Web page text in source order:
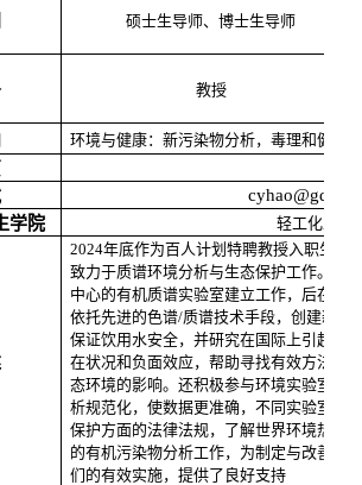
硕士生导师、博士生导师
教授
环境与健康：新污染物分析，毒理和健康
学院
轻工化工学
2024年底作为百人计划特聘教授入职生物
致力于质谱环境分析与生态保护工作。参
中心的有机质谱实验室建立工作，后在加
依托先进的色谱/质谱技术手段，创建新颖
保证饮用水安全，并研究在国际上引起广
在状况和负面效应，帮助寻找有效方法来
态环境的影响。还积极参与环境实验室
析规范化，使数据更准确，不同实验室的
保护方面的法律法规，了解世界环境热点
的有机污染物分析工作，为制定与改善环
们的有效实施，提供了良好支持